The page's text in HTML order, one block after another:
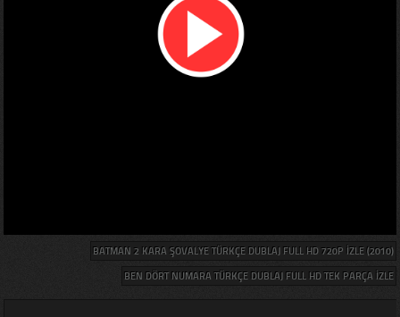
BATMAN 2 KARA ŞOVALYE TÜRKÇE DUBLAJ FULL HD 720P IZLE (2010)
BEN DÖRT NUMARA TÜRKÇE DUBLAJ FULL HD TEK PARÇA IZLE